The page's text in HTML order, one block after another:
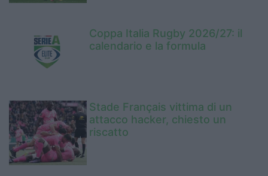
Coppa Italia Rugby 2026/27: il
calendario e la formula
Stade Français vittima di un
attacco hacker, chiesto un
riscatto